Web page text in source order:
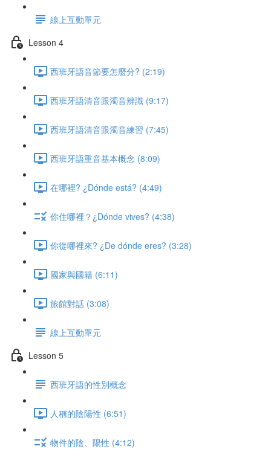
線上互動單元
Lesson 4
西班牙語音節要怎麼分? (2:19)
西班牙語清音跟濁音辨識 (9:17)
西班牙語清音跟濁音練習 (7:45)
西班牙語重音基本概念 (8:09)
在哪裡? ¿Dónde está? (4:49)
你住哪裡？¿Dónde vives? (4:38)
你從哪裡來? ¿De dónde eres? (3:28)
國家與國籍 (6:11)
旅館對話 (3:08)
線上互動單元
Lesson 5
西班牙語的性別概念
人稱的陰陽性 (6:51)
物件的陰、陽性 (4:12)